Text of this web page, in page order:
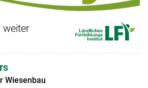
weiter
Wiesenbau